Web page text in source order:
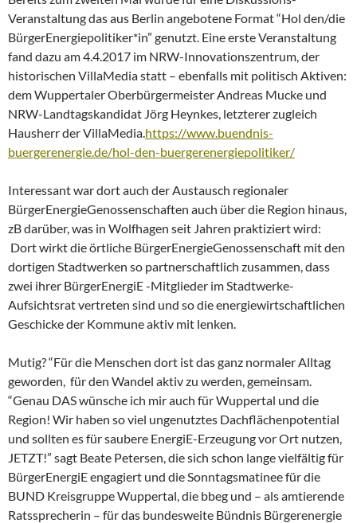
Veranstaltung das aus Berlin angebotene Format “Hol den/die
BürgerEnergiepolitiker*in” genutzt. Eine erste Veranstaltung
fand dazu am 4.4.2017 im NRW-Innovationszentrum, der
historischen VillaMedia statt – ebenfalls mit politisch Aktiven:
dem Wuppertaler Oberbürgermeister Andreas Mucke und
NRW-Landtagskandidat Jörg Heynkes, letzterer zugleich
Hausherr der VillaMedia.https://www.buendnis-
buergerenergie.de/hol-den-buergerenergiepolitiker/
Interessant war dort auch der Austausch regionaler
BürgerEnergieGenossenschaften auch über die Region hinaus,
zB darüber, was in Wolfhagen seit Jahren praktiziert wird:
Dort wirkt die örtliche BürgerEnergieGenossenschaft mit den
dortigen Stadtwerken so partnerschaftlich zusammen, dass
zwei ihrer BürgerEnergiE -Mitglieder im Stadtwerke-
Aufsichtsrat vertreten sind und so die energiewirtschaftlichen
Geschicke der Kommune aktiv mit lenken.
Mutig? “Für die Menschen dort ist das ganz normaler Alltag
geworden, für den Wandel aktiv zu werden, gemeinsam.
“Genau DAS wünsche ich mir auch für Wuppertal und die
Region! Wir haben so viel ungenutztes Dachflächenpotential
und sollten es für saubere EnergiE-Erzeugung vor Ort nutzen,
JETZT!” sagt Beate Petersen, die sich schon lange vielfältig für
BürgerEnergiE engagiert und die Sonntagsmatinee für die
BUND Kreisgruppe Wuppertal, die bbeg und – als amtierende
Ratssprecherin – für das bundesweite Bündnis Bürgerenergie